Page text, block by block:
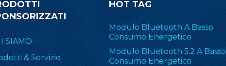
SIAMO
& Servizio
HOT TAG
Modulo Bluetooth A Basso
Consumo Energetico
Modulo Bluetooth 5.2 A Basso
Consumo Energetico